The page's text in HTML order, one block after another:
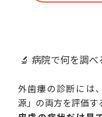
🔬 病院で何を調べ
外歯瘻の診断には
源」の両方を評価す